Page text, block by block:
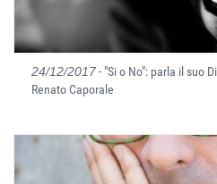
24/12/2017- "Si o No": parla il suo
Renato Caporale